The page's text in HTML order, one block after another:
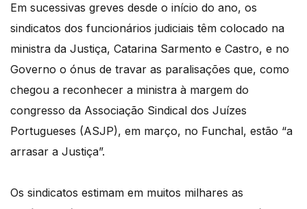
Em sucessivas greves desde o início do ano, os
sindicatos dos funcionários judiciais têm colocado na
ministra da Justiça, Catarina Sarmento e Castro, e no
Governo o ónus de travar as paralisações que, como
chegou a reconhecer a ministra à margem do
congresso da Associação Sindical dos Juízes
Portugueses (ASJP), em março, no Funchal, estão “a
arrasar a Justiça”.
Os sindicatos estimam em muitos milhares as